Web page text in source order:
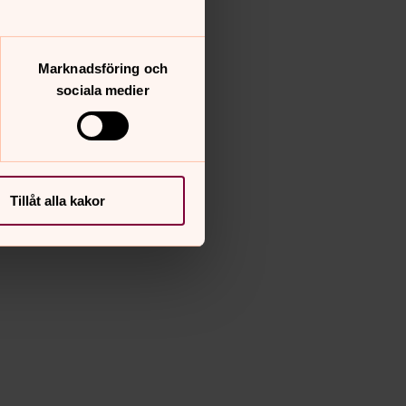
Marknadsföring och
sociala medier
Tillåt alla kakor